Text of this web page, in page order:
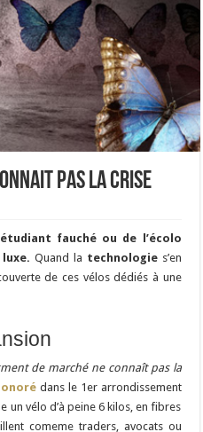
pas la crise
fauché ou de l’écolo
Quand la technologies’en
de ces vélos dédiés à une
de marché ne connaît pas la
dans le 1er arrondissement
un vélo d’à peine 6 kilos, en fibres
comeme traders, avocats ou